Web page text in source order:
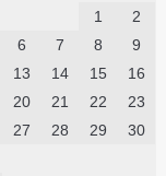
1
2
6 7 8
9
13 14 15
16
20 21 22
23
27 28 29
30